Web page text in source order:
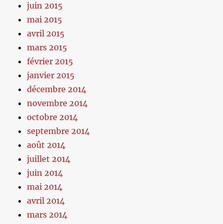
juin 2015
mai 2015
avril 2015
mars 2015
février 2015
janvier 2015
décembre 2014
novembre 2014
octobre 2014
septembre 2014
août 2014
juillet 2014
juin 2014
mai 2014
avril 2014
mars 2014